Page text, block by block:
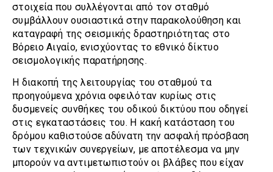
στοιχεία που συλλέγονται από τον σταθμό
συμβάλλουν ουσιαστικά στην παρακολούθηση και
καταγραφή της σεισμικής δραστηριότητας στο
Βόρειο Αιγαίο, ενισχύοντας το εθνικό δίκτυο
σεισμολογικής παρατήρησης.
Η διακοπή της λειτουργίας του σταθμού τα
προηγούμενα χρόνια οφειλόταν κυρίως στις
δυσμενείς συνθήκες του οδικού δικτύου που οδηγεί
στις εγκαταστάσεις του. Η κακή κατάσταση του
δρόμου καθιστούσε αδύνατη την ασφαλή πρόσβαση
των τεχνικών συνεργείων, με αποτέλεσμα να μην
μπορούν να αντιμετωπιστούν οι βλάβες που είχαν